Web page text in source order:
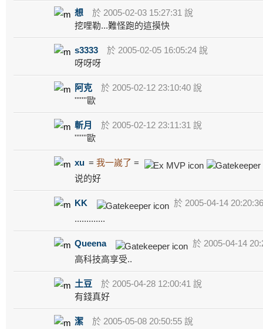
想
於 2005-02-03 15:27:31 說
挖哩勒...難怪跑的這摸快
s3333
於 2005-02-05 16:05:24 說
呀呀呀
阿克
於 2005-02-12 23:10:40 說
'''''''歐
斬月
於 2005-02-12 23:11:31 說
'''''''歐
xu =我一嵗了 =
说的好
KK
於 2005-04-14
.............
Queena
於 2005-04-14
高科技高享受..
土豆
於 2005-04-28 12:00:41 說
有錢真好
潔
於 2005-05-08 20:50:55 說